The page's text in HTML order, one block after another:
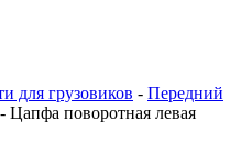
для грузовиков - Передний
- Цапфа поворотная левая